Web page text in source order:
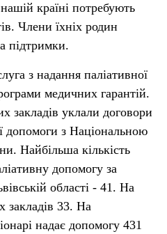
країні потребують
Члени їхніх родин
підтримки.
з надання паліативної
медичних гарантій.
закладів уклали договори
допомоги з Національною
Найбільша кількість
допомогу за
області - 41. На
закладів 33. На
надає допомогу 431